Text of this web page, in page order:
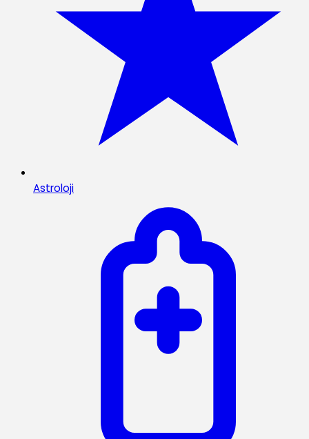
Astroloji